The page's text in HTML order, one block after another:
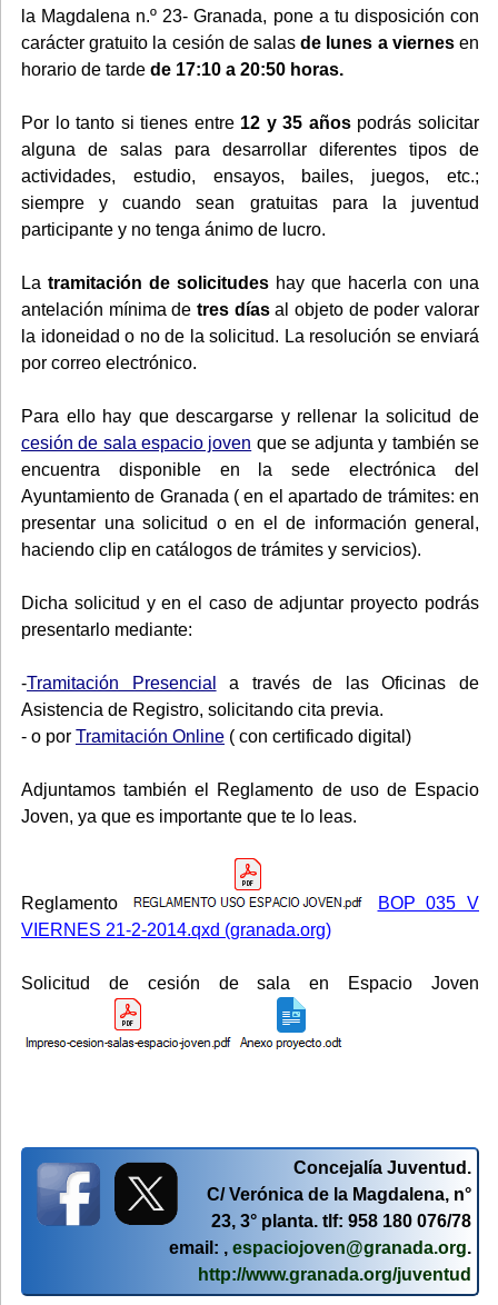
la Magdalena n.º 23- Granada, pone a tu disposición con
carácter gratuito la cesión de salasde lunes a viernesen
horario de tarde de 17:10 a 20:50 horas.
Por lo tanto si tienes entre 12 y 35 añospodrás solicitar
alguna de salas para desarrollar diferentes tipos de
actividades, estudio, ensayos, bailes, juegos, etc.;
siempre y cuando sean gratuitas para la juventud
participante y no tenga ánimo de lucro.
La tramitación de solicitudes hay que hacerla con una
antelación mínima de tres díasal objeto de poder valorar
la idoneidad o no de la solicitud. La resolución se enviará
por correo electrónico.
Para ello hay que descargarse y rellenar la solicitud de
cesión de sala espacio joven que se adjunta y también se
encuentra disponible en la sede electrónica del
Ayuntamiento de Granada ( en el apartado de trámites: en
presentar una solicitud o en el de información general,
haciendo clip en catálogos de trámites y servicios).
Dicha solicitud y en el caso de adjuntar proyecto podrás
presentarlo mediante:
-Tramitación Presencial
a través de las Oficinas de
Asistencia de Registro, solicitando cita previa.
- o por Tramitación Online ( con certificado digital)
Adjuntamos también el Reglamento de uso de Espacio
Joven, ya que es importante que te lo leas.
Reglamento
BOP 035 V
VIERNES 21-2-2014.qxd (granada.org)
Solicitud de cesión de sala en Espacio Joven
Concejalía Juventud.
C/ Verónica de la Magdalena, n°
23, 3° planta. tlf: 958 180 076/78
email: , espaciojoven@granada.org.
http://www.granada.org/juventud